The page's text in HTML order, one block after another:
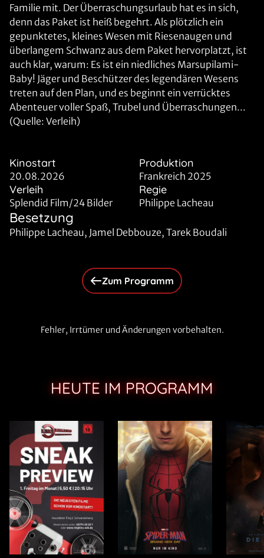
Familie mit. Der Überraschungsurlaub hat es in sich,
denn das Paket ist heiß begehrt. Als plötzlich ein
gepunktetes, kleines Wesen mit Riesenaugen und
überlangem Schwanz aus dem Paket hervorplatzt, ist
auch klar, warum: Es ist ein niedliches Marsupilami-
Baby! Jäger und Beschützer des legendären Wesens
treten auf den Plan, und es beginnt ein verrücktes
Abenteuer voller Spaß, Trubel und Überraschungen...
(Quelle: Verleih)
Kinostart
20.08.2026
Produktion
Frankreich 2025
Verleih
Splendid Film/24 Bilder
Regie
Philippe Lacheau
Besetzung
Philippe Lacheau, Jamel Debbouze, Tarek Boudali
Zum Programm
Fehler, Irrtümer und Änderungen vorbehalten.
HEUTE IM PROGRAMM